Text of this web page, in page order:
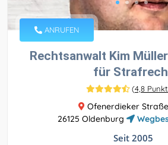
ANRUFEN
Rechtsanwalt Kim
für
(4,8
Ofenerdieker
26125 Oldenburg
Seit 2005